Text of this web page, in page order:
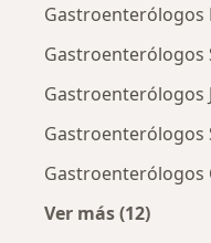
Gastroenterólogos
Gastroenterólogos
Gastroenterólogos
Gastroenterólogos
Gastroenterólogos
Ver más (12)